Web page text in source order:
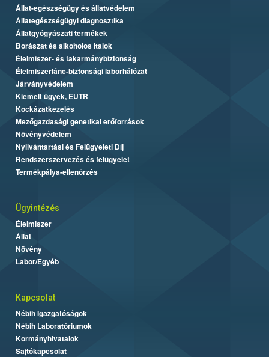
Állat-egészségügy és állatvédelem
Állategészségügyi diagnosztika
Állatgyógyászati termékek
Borászat és alkoholos italok
Élelmiszer- és takarmánybiztonság
Élelmiszerlánc-biztonsági laborhálózat
Járványvédelem
Kiemelt ügyek, EUTR
Kockázatkezelés
Mezőgazdasági genetikai erőforrások
Növényvédelem
Nyilvántartási és Felügyeleti Díj
Rendszerszervezés és felügyelet
Termékpálya-ellenőrzés
Ügyintézés
Élelmiszer
Állat
Növény
Labor/Egyéb
Kapcsolat
Nébih Igazgatóságok
Nébih Laboratóriumok
Kormányhivatalok
Sajtókapcsolat